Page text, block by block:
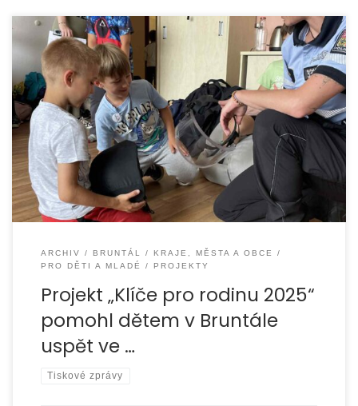
Díky podpoře města Bruntál ve výši 85 000 Kč se v roce
2025 podařilo realizovat projekt „Klíče pro rodinu 2025“,
který se zaměřil
ARCHIV BRUNTÁL
KRAJE, MĚSTA A OBCE
PRO DĚTI A MLADÉ
PROJEKTY
Projekt „Klíče pro rodinu 2025“
pomohl dětem v Bruntále
uspět ve …
Tiskové zprávy